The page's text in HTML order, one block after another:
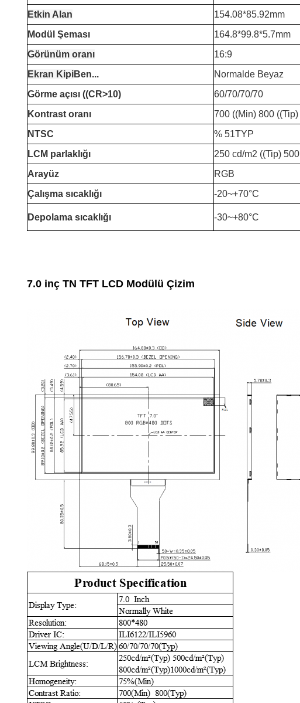
Etkin Alan
154.08*85.92mm
Modül Şeması
164.8*99.8*5.7mm
Görünüm oranı
16:9
Ekran KipiBen...
Normalde Beyaz
Görme açısı ((CR>10)
60/70/70/70
Kontrast oranı
700 ((Min) 800 ((Tip)
NTSC
% 51TYP
LCM parlaklığı
250 cd/m2 ((Tip)
Arayüz
RGB
Çalışma sıcaklığı
-20~+70°C
Depolama sıcaklığı -30~+80°C
7.0 inç TN TFT LCD Modülü Çizim